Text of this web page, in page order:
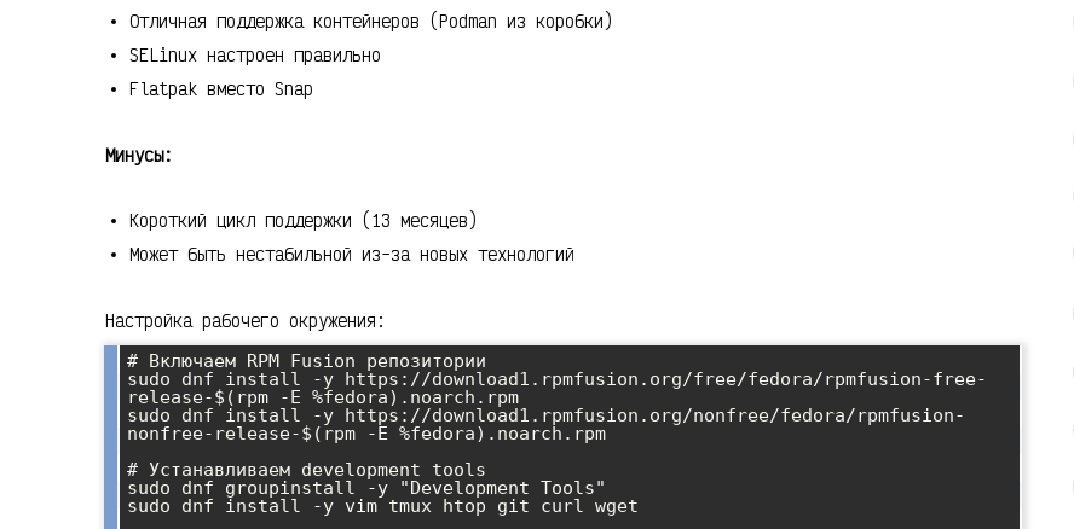
Отличная поддержка контейнеров (Podman из коробки)
SELinux настроен правильно
Flatpak вместо Snap
Минусы:
Короткий цикл поддержки (13 месяцев)
Может быть нестабильной из-за новых технологий
Настройка рабочего окружения:
# Включаем RPM Fusion репозитории
sudo dnf install -y https://download1.rpmfusion.org/free/fedora/rpmfusion-free-
release-$(rpm -E %fedora).noarch.rpm
sudo dnf install -y https://download1.rpmfusion.org/nonfree/fedora/rpmfusion-
nonfree-release-$(rpm -E %fedora).noarch.rpm
# Устанавливаем development tools
sudo dnf groupinstall -y "Development Tools"
sudo dnf install -y vim tmux htop git curl wget